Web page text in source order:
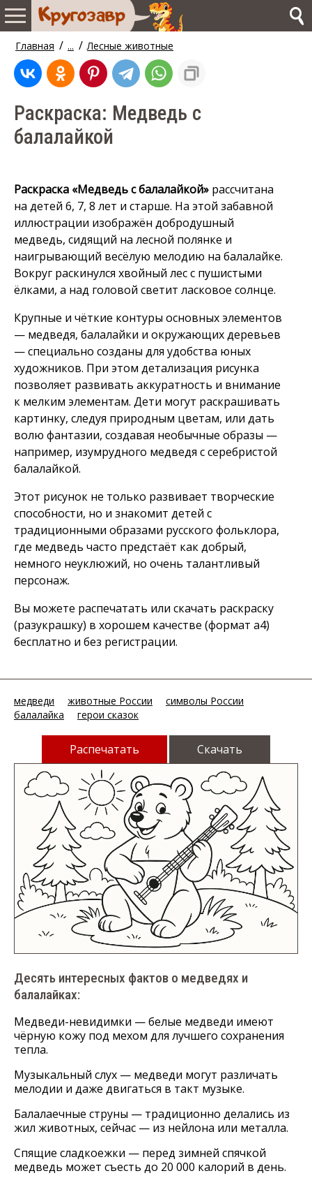
Главная / ... / Лесные животные
Раскраска: Медведь с
балалайкой
Раскраска «Медведь с балалайкой» рассчитана
на детей 6, 7, 8 лет и старше. На этой забавной
иллюстрации изображён добродушный
медведь, сидящий на лесной полянке и
наигрывающий весёлую мелодию на балалайке.
Вокруг раскинулся хвойный лес с пушистыми
ёлками, а над головой светит ласковое солнце.
Крупные и чёткие контуры основных элементов
— медведя, балалайки и окружающих деревьев
— специально созданы для удобства юных
художников. При этом детализация рисунка
позволяет развивать аккуратность и внимание
к мелким элементам. Дети могут раскрашивать
картинку, следуя природным цветам, или дать
волю фантазии, создавая необычные образы —
например, изумрудного медведя с серебристой
балалайкой.
Этот рисунок не только развивает творческие
способности, но и знакомит детей с
традиционными образами русского фольклора,
где медведь часто предстаёт как добрый,
немного неуклюжий, но очень талантливый
персонаж.
Вы можете распечатать или скачать раскраску
(разукрашку) в хорошем качестве (формат а4)
бесплатно и без регистрации.
медведи животные России
символы России
балалайка
герои сказок
Распечатать Скачать
Десять интересных фактов о медведях и
балалайках:
Медведи-невидимки — белые медведи имеют
чёрную кожу под мехом для лучшего сохранения
тепла.
Музыкальный слух — медведи могут различать
мелодии и даже двигаться в такт музыке.
Балалаечные струны — традиционно делались из
жил животных, сейчас — из нейлона или металла.
Спящие сладкоежки — перед зимней спячкой
медведь может съесть до 20 000 калорий в день.